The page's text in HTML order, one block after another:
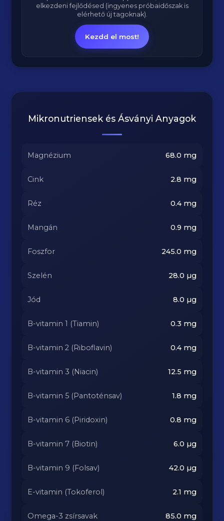
elkezdeni fejlődésed (ingyenes próbaidőszak is
elérhető új tagoknak).
Kezdd el most!
Mikronutriensek és Ásványi Anyagok
Magnézium 68.0 mg
Cink 2.8 mg
Réz 0.4mg
Mangán 0.9 mg
Foszfor 245.0 mg
Szelén 28.0 µg
Jód 8.0 µg
B-vitamin 1 (Tiamin) 0.3 mg
B-vitamin 2 (Riboflavin) 0.4mg
B-vitamin 3 (Niacin) 12.5 mg
B-vitamin 5 (Pantoténsav) 1.8 mg
B-vitamin 6 (Piridoxin) 0.8 mg
B-vitamin 7 (Biotin) 6.0 µg
B-vitamin 9 (Folsav) 42.0 µg
E-vitamin (Tokoferol) 2.1 mg
Omega-3 zsírsavak 85.0 mg